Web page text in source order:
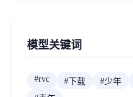
模型关键词
#rvc # 下载 #少年